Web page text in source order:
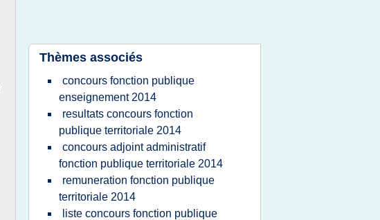
Thèmes associés
concours fonction publique
enseignement 2014
resultats concours fonction
publique territoriale 2014
concours adjoint administratif
fonction publique territoriale 2014
remuneration fonction publique
territoriale 2014
liste concours fonction publique